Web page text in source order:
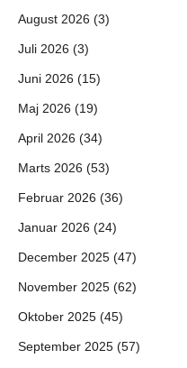
August 2026 (3)
Juli 2026 (3)
Juni 2026 (15)
Maj 2026 (19)
April 2026 (34)
Marts 2026 (53)
Februar 2026 (36)
Januar 2026 (24)
December 2025 (47)
November 2025 (62)
Oktober 2025 (45)
September 2025 (57)